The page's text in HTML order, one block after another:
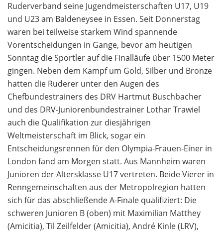
Ruderverband seine Jugendmeisterschaften U17, U19
und U23 am Baldeneysee in Essen. Seit Donnerstag
waren bei teilweise starkem Wind spannende
Vorentscheidungen in Gange, bevor am heutigen
Sonntag die Sportler auf die Finalläufe über 1500 Meter
gingen. Neben dem Kampf um Gold, Silber und Bronze
hatten die Ruderer unter den Augen des
Chefbundestrainers des DRV Hartmut Buschbacher
und des DRV-Juniorenbundestrainer Lothar Trawiel
auch die Qualifikation zur diesjährigen
Weltmeisterschaft im Blick, sogar ein
Entscheidungsrennen für den Olympia-Frauen-Einer in
London fand am Morgen statt. Aus Mannheim waren
Junioren der Altersklasse U17 vertreten. Beide Vierer in
Renngemeinschaften aus der Metropolregion hatten
sich für das abschließende A-Finale qualifiziert: Die
schweren Junioren B (oben) mit Maximilian Matthey
(Amicitia), Til Zeilfelder (Amicitia), André Kinle (LRV),